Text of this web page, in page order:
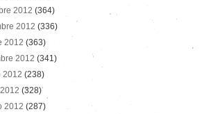
2012 (364)
2012 (336)
2012 (363)
2012 (341)
2012 (238)
(328)
2012 (287)